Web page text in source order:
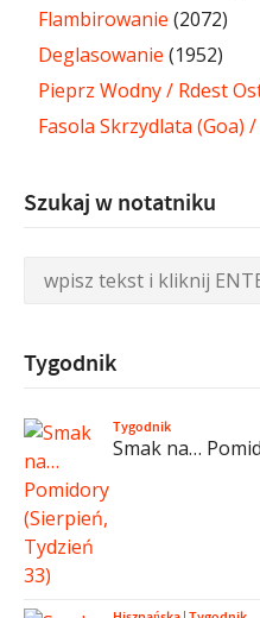
Flambirowanie (2072)
Deglasowanie (1952)
Pieprz Wodny / Rdest
Fasola Skrzydlata (Goa)
Szukaj w notatniku
Tygodnik
Tygodnik
Smak na…